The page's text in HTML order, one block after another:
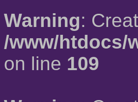
Warning:
/www/htdocs/
on line 109